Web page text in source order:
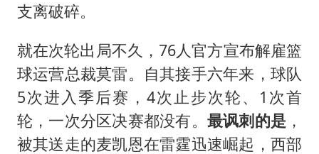
支离破碎。
就在次轮出局不久，76人官方宣布解雇篮
球运营总裁莫雷。自其接手六年来，球队
5次进入季后赛，4次止步次轮、1次首
轮，一次分区决赛都没有。 最讽刺的是 ，
被其送走的麦凯恩在雷霆迅速崛起，西部